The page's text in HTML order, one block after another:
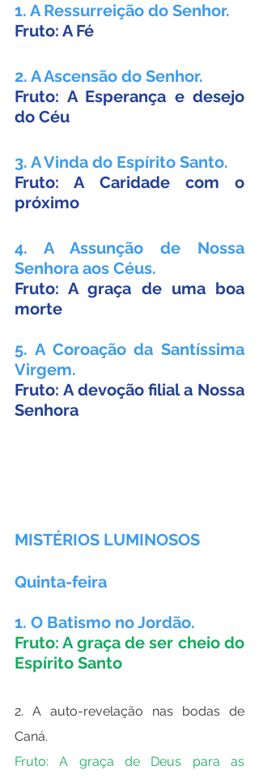
1. A Ressurreição do Senhor.
Fruto: A Fé
2. A Ascensão do Senhor.
Fruto: A Esperança e desejo
do Céu
3. A Vinda do Espírito Santo.
Fruto: A Caridade com o
próximo
4. A Assunção de Nossa
Senhora aos Céus.
Fruto: A graça de uma boa
morte
5. A Coroação da Santíssima
Virgem.
Fruto: A devoção filial a Nossa
Senhora
MISTÉRIOS LUMINOSOS
Quinta-feira
1. O Batismo no Jordão.
Fruto: A graça de ser cheio do
Espírito Santo
2. A auto-revelação nas bodas de
Caná.
Fruto: A graça de Deus para as